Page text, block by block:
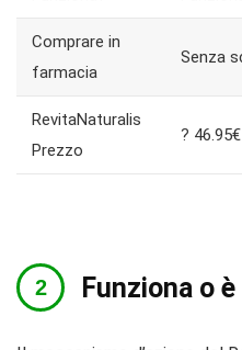
Comprare in
farmacia
Senza
​​​​RevitaNaturalis
Prezzo
?
Funziona o